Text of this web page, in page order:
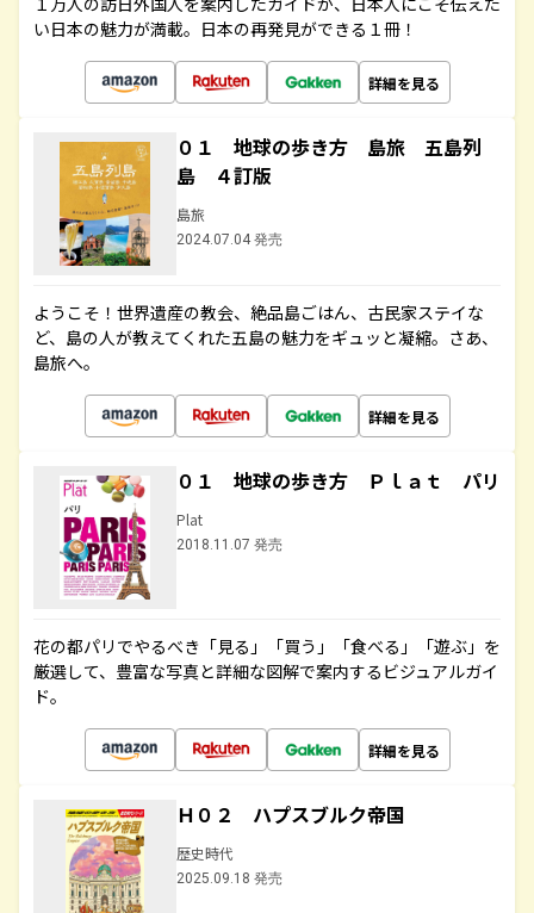
い日本の魅力が満載。日本の再発見ができる１冊！
詳細を見る
０１ 地球の歩き方 島旅 五島列
島 ４訂版
島旅
2024.07.04 発売
ようこそ！世界遺産の教会、絶品島ごはん、古民家ステイな
ど、島の人が教えてくれた五島の魅力をギュッと凝縮。さあ、
島旅へ。
詳細を見る
０１ 地球の歩き方 Ｐｌａｔ パリ
Plat
2018.11.07 発売
花の都パリでやるべき「見る」「買う」「食べる」「遊ぶ」を
厳選して、豊富な写真と詳細な図解で案内するビジュアルガイ
ド。
詳細を見る
Ｈ０２ ハプスブルク帝国
歴史時代
2025.09.18 発売